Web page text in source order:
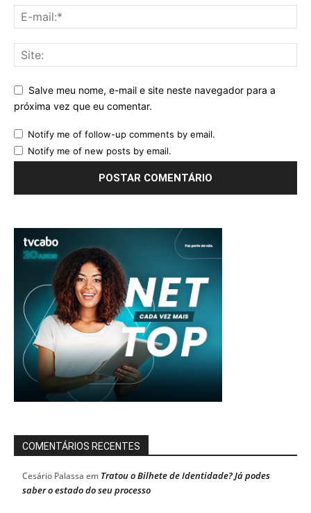
Salve meu nome, e-mail e site neste navegador para a
próxima vez que eu comentar.
Notify me of follow-up comments by email.
Notify me of new posts by email.
COMENTÁRIOS RECENTES
Cesário Palassa em Tratou o Bilhete de Identidade? Já podes
saber o estado do seu processo